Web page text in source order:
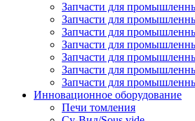
Запчасти для
Запчасти для
Запчасти для
Запчасти для
Запчасти для
Запчасти для
Запчасти для
Инновационное оборудование
Печи томления